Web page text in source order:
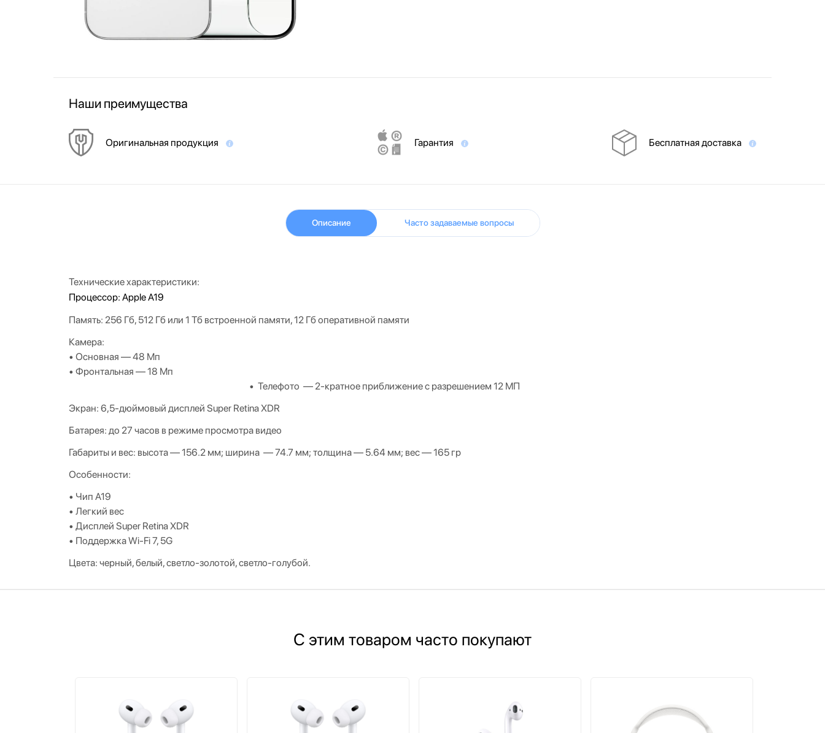
Наши преимущества
Оригинальная продукция Гарантия Бесплатная доставка
Описание Часто задаваемые вопросы
Технические характеристики:
Процессор: Apple A19
Память: 256 Гб, 512 Гб или 1 Тб встроенной памяти, 12 Гб оперативной памяти
Камера:
• Основная — 48 Мп
• Фронтальная — 18 Мп
• Телефото — 2-кратное приближение с разрешением 12 МП
Экран: 6,5-дюймовый дисплей Super Retina XDR
Батарея: до 27 часов в режиме просмотра видео
Габариты и вес: высота—156.2 мм; ширина —74.7 мм; толщина— 5.64 мм; вес—165 гр
Особенности:
• Чип A19
• Легкий вес
• Дисплей Super Retina XDR
• ПоддержкаWi-Fi 7, 5G
Цвета: черный, белый, светло-золотой, светло-голубой.
С этим товаром часто покупают